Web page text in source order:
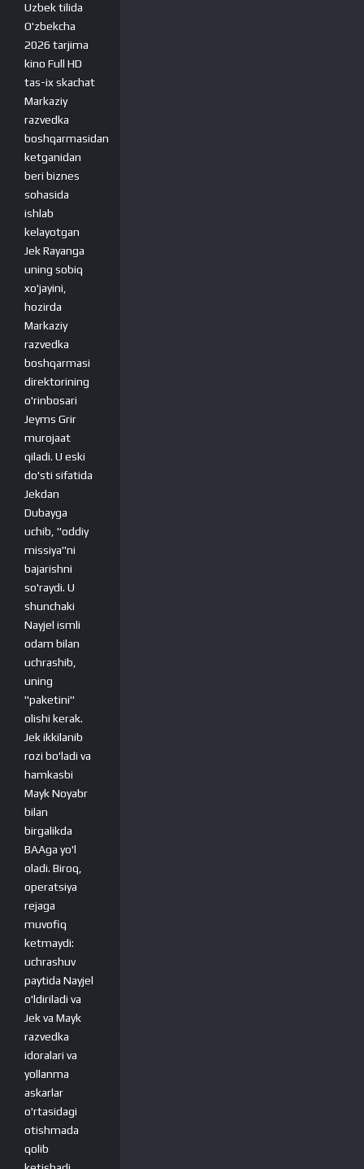
Uzbek tilida
O'zbekcha
2026 tarjima
kino Full HD
tas-ix skachat
Markaziy
razvedka
boshqarmasidan
ketganidan
beri biznes
sohasida
ishlab
kelayotgan
Jek Rayanga
uning sobiq
xo'jayini,
hozirda
Markaziy
razvedka
boshqarmasi
direktorining
o'rinbosari
Jeyms Grir
murojaat
qiladi. U eski
do'sti sifatida
Jekdan
Dubayga
uchib, "oddiy
missiya"ni
bajarishni
so'raydi. U
shunchaki
Nayjel ismli
odam bilan
uchrashib,
uning
"paketini"
olishi kerak.
Jek ikkilanib
rozi bo'ladi va
hamkasbi
Mayk Noyabr
bilan
birgalikda
BAAga yo'l
oladi. Biroq,
operatsiya
rejaga
muvofiq
ketmaydi:
uchrashuv
paytida Nayjel
o'ldiriladi va
Jek va Mayk
razvedka
idoralari va
yollanma
askarlar
o'rtasidagi
otishmada
qolib